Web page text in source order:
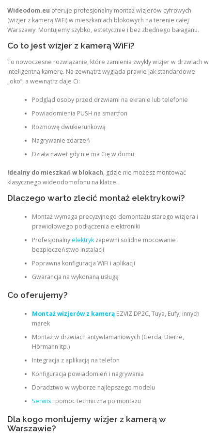
Wideodom.eu oferuje profesjonalny montaż wizjerów cyfrowych
(wizjer z kamerą WiFi) w mieszkaniach blokowych na terenie całej
Warszawy. Montujemy szybko, estetycznie i bez zbędnego bałaganu.
Co to jest wizjer z kamerą WiFi?
To nowoczesne rozwiązanie, które zamienia zwykły wizjer w drzwiach w
inteligentną kamerę. Na zewnątrz wygląda prawie jak standardowe
„oko”, a wewnątrz daje Ci:
Podgląd osoby przed drzwiami na ekranie lub telefonie
Powiadomienia PUSH na smartfon
Rozmowę dwukierunkową
Nagrywanie zdarzeń
Działa nawet gdy nie ma Cię w domu
Idealny do mieszkań w blokach, gdzie nie możesz montować
klasycznego wideodomofonu na klatce.
Dlaczego warto zlecić montaż elektrykowi?
Montaż wymaga precyzyjnego demontażu starego wizjera i
prawidłowego podłączenia elektroniki
Profesjonalny elektrykzapewni solidne mocowanie i
bezpieczeństwo instalacji
Poprawna konfiguracja WiFi i aplikacji
Gwarancja na wykonaną usługę
Co oferujemy?
Montaż wizjerów z kamerąEZVIZ DP2C, Tuya, Eufy, innych
marek
Montaż w drzwiach antywłamaniowych (Gerda, Dierre,
Hörmann itp.)
Integracja z aplikacją na telefon
Konfiguracja powiadomień i nagrywania
Doradztwo w wyborze najlepszego modelu
Serwisi pomoc techniczna po montażu
Dla kogo montujemy wizjer z kamerą w
Warszawie?